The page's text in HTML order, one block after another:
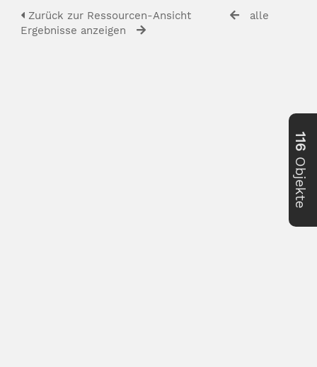
Zurück zur Ressourcen-Ansicht
alle
Ergebnisse anzeigen
116
Objekte